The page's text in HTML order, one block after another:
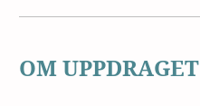
OM UPPDRAGET